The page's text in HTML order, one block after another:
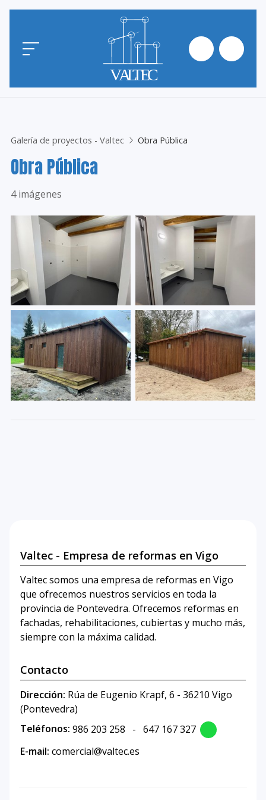
Galería de proyectos - Valtec Obra Pública
Obra Pública
4 imágenes
Valtec - Empresa de reformas en Vigo
Valtec somos una empresa de reformas en Vigo
que ofrecemos nuestros servicios en toda la
provincia de Pontevedra. Ofrecemos reformas en
fachadas, rehabilitaciones, cubiertas y mucho más,
siempre con la máxima calidad.
Contacto
Dirección: Rúa de Eugenio Krapf, 6 - 36210 Vigo
(Pontevedra)
Teléfonos: 986 203 258 - 647 167 327
E-mail: comercial@valtec.es